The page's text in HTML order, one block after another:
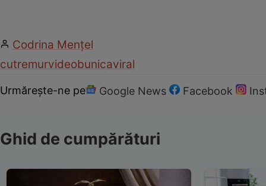
Codrina Mențel
cutremurvideobunicaviral
Urmărește-ne pe Google News Facebook
Ghid de cumpărături